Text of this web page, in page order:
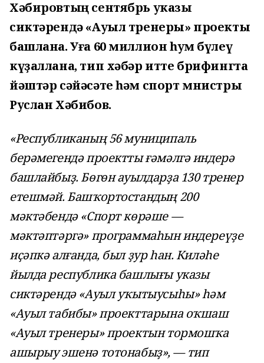
Хәбировтың сентябрь указы
сиктәрендә «Ауыл тренеры» проекты
башлана. Уға 60 миллион һум бүлеү
күҙаллана, тип хәбәр итте брифингта
йәштәр сәйәсәте һәм спорт мнистры
Руслан Хәбибов.
«Республиканың 56 муниципаль
берәмегендә проектты ғәмәлгә индерә
башлайбыҙ. Бөгөн ауылдарҙа 130 тренер
етешмәй. Башҡортостандың 200
мәктәбендә «Спорт көрәше —
мәктәптәргә» программаһын индереүҙе
иҫәпкә алғанда, был ҙур һан. Киләһе
йылда республика башлығы указы
сиктәрендә «Ауыл уҡытыусыһы» һәм
«Ауыл табибы» проекттарына оҡшаш
«Ауыл тренеры» проектын тормошҡа
ашырыу эшенә тотонабыҙ», — тип